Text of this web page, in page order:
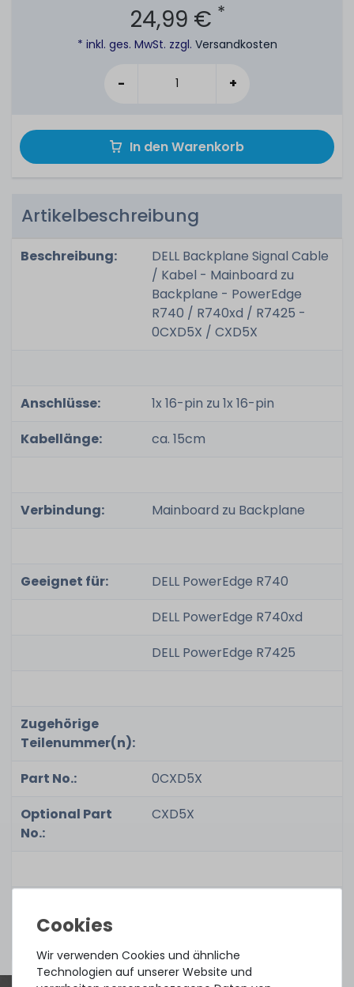
24,99 € *
* inkl. ges. MwSt. zzgl. Versandkosten
- +
In den Warenkorb
Artikelbeschreibung
Beschreibung:
DELL Backplane Signal Cable
/ Kabel - Mainboard zu
Backplane - PowerEdge
R740 / R740xd / R7425 -
0CXD5X / CXD5X
Anschlüsse:
1x 16-pin zu 1x 16-pin
Kabellänge:
ca. 15cm
Verbindung: Mainboard zu Backplane
Geeignet für:
DELL PowerEdge R740
DELL PowerEdge R740xd
DELL PowerEdge R7425
Zugehörige
Teilenummer(n):
Part No.:
0CXD5X
Optional Part
No.:
CXD5X
Wir verwenden Cookies und ähnliche
Technologien auf unserer Website und